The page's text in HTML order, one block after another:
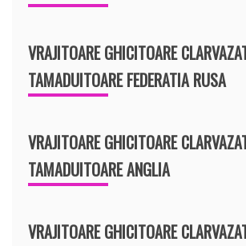
VRAJITOARE GHICITOARE
TAMADUITOARE FEDERATIA RUSA
VRAJITOARE GHICITOARE
TAMADUITOARE ANGLIA
VRAJITOARE GHICITOARE